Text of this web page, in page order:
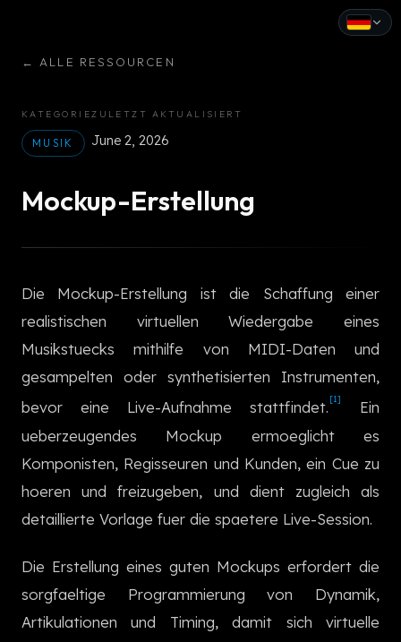
← ALLE RESSOURCEN
KATEGORIE
MUSIK
ZULETZT AKTUALISIERT
June 2, 2026
Mockup-Erstellung
Die Mockup-Erstellung ist die Schaffung einer
realistischen virtuellen Wiedergabe eines
Musikstuecks mithilfe von MIDI-Daten und
gesampelten oder synthetisierten Instrumenten,
bevor eine Live-Aufnahme stattfindet. [1]
Ein
ueberzeugendes Mockup ermoeglicht es
Komponisten, Regisseuren und Kunden, ein Cue zu
hoeren und freizugeben, und dient zugleich als
detaillierte Vorlage fuer die spaetere Live-Session.
Die Erstellung eines guten Mockups erfordert die
sorgfaeltige Programmierung von Dynamik,
Artikulationen und Timing, damit sich virtuelle
Italiano
Русский
日本語
한국어